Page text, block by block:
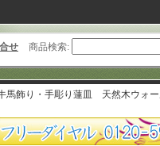
せ 商品検索:
馬飾り・手彫り蓮皿 天然木ウォー